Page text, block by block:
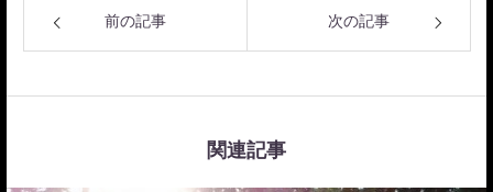
前の記事 次の記事
関連記事